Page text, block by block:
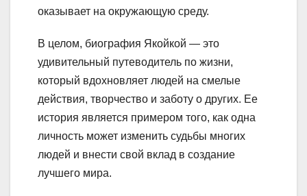
оказывает на окружающую среду.
В целом, биография Якойкой — это
удивительный путеводитель по жизни,
который вдохновляет людей на смелые
действия, творчество и заботу о других. Ее
история является примером того, как одна
личность может изменить судьбы многих
людей и внести свой вклад в создание
лучшего мира.